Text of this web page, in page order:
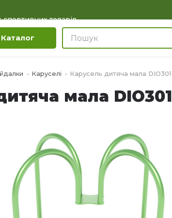
спортивних товарів
Каталог
Каруселі Карусель дитяча мала DIO301
мала DIO301